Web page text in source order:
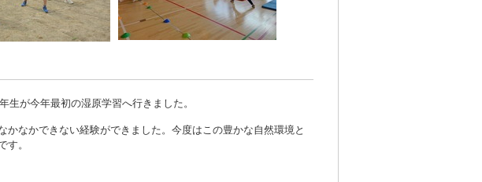
生が今年最初の湿原学習へ行きました。
なかできない経験ができました。今度はこの豊かな自然環境と
す。